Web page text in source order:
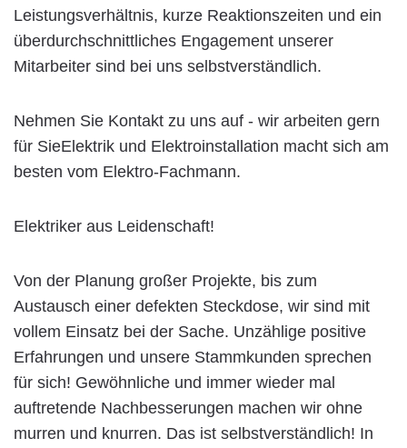
Leistungsverhältnis, kurze Reaktionszeiten und ein
überdurchschnittliches Engagement unserer
Mitarbeiter sind bei uns selbstverständlich.
Nehmen Sie Kontakt zu uns auf - wir arbeiten gern
für SieElektrik und Elektroinstallation macht sich am
besten vom Elektro-Fachmann.
Elektriker aus Leidenschaft!
Von der Planung großer Projekte, bis zum
Austausch einer defekten Steckdose, wir sind mit
vollem Einsatz bei der Sache. Unzählige positive
Erfahrungen und unsere Stammkunden sprechen
für sich! Gewöhnliche und immer wieder mal
auftretende Nachbesserungen machen wir ohne
murren und knurren. Das ist selbstverständlich! In